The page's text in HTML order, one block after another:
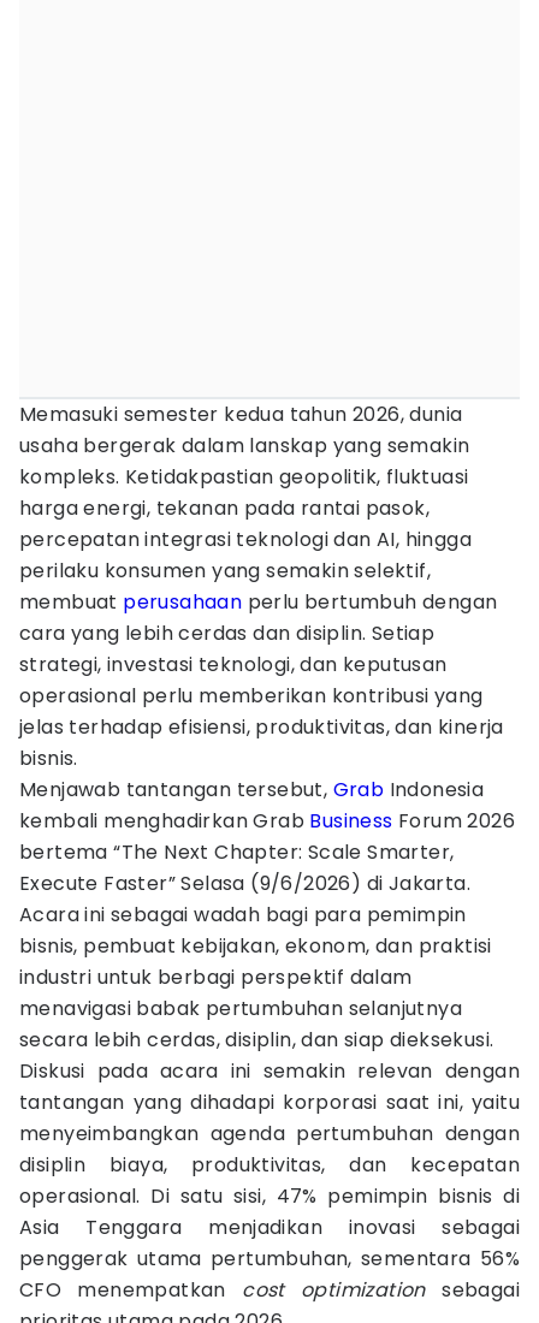
Memasuki semester kedua tahun 2026, dunia
usaha bergerak dalam lanskap yang semakin
kompleks. Ketidakpastian geopolitik, fluktuasi
harga energi, tekanan pada rantai pasok,
percepatan integrasi teknologi dan AI, hingga
perilaku konsumen yang semakin selektif,
membuat perusahaan perlu bertumbuh dengan
cara yang lebih cerdas dan disiplin. Setiap
strategi, investasi teknologi, dan keputusan
operasional perlu memberikan kontribusi yang
jelas terhadap efisiensi, produktivitas, dan kinerja
bisnis.
Menjawab tantangan tersebut, Grab Indonesia
kembali menghadirkan Grab Business Forum 2026
bertema “The Next Chapter: Scale Smarter,
Execute Faster” Selasa (9/6/2026) di Jakarta.
Acara ini sebagai wadah bagi para pemimpin
bisnis, pembuat kebijakan, ekonom, dan praktisi
industri untuk berbagi perspektif dalam
menavigasi babak pertumbuhan selanjutnya
secara lebih cerdas, disiplin, dan siap dieksekusi.
Diskusi pada acara ini semakin relevan dengan
tantangan yang dihadapi korporasi saat ini, yaitu
menyeimbangkan agenda pertumbuhan dengan
disiplin biaya, produktivitas, dan kecepatan
operasional. Di satu sisi, 47% pemimpin bisnis di
Asia Tenggara menjadikan inovasi sebagai
penggerak utama pertumbuhan, sementara 56%
CFO menempatkan cost optimizationsebagai